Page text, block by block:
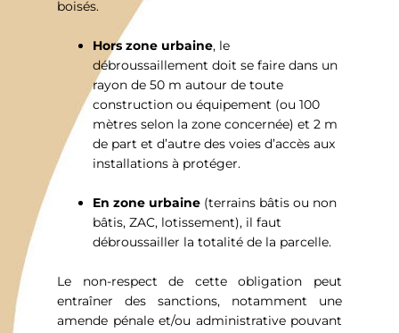
boisés.
Hors zone urbaine, le
débroussaillement doit se faire dans un
rayon de 50 m autour de toute
construction ou équipement (ou 100
mètres selon la zone concernée) et 2 m
de part et d’autre des voies d’accès aux
installations à protéger.
En zone urbaine (terrains bâtis ou non
bâtis, ZAC, lotissement), il faut
débroussailler la totalité de la parcelle.
Le non-respect de cette obligation peut
entraîner des sanctions, notamment une
amende pénale et/ou administrative pouvant